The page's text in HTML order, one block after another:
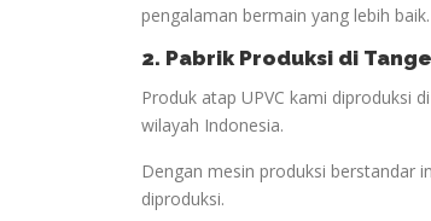
pengalaman bermain yang lebih baik.
2. Pabrik Produksi di
Produk atap UPVC kami diproduksi
wilayah Indonesia.
Dengan mesin produksi berstandar
diproduksi.